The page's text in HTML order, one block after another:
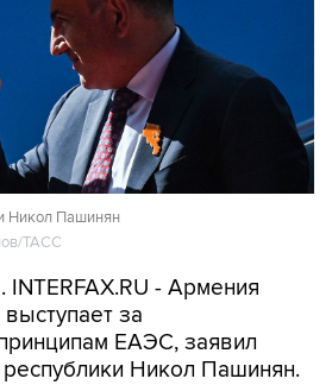
Никол Пашинян
ТАСС
INTERFAX.RU - Армения
за
ЕАЭС, заявил
Никол Пашинян.